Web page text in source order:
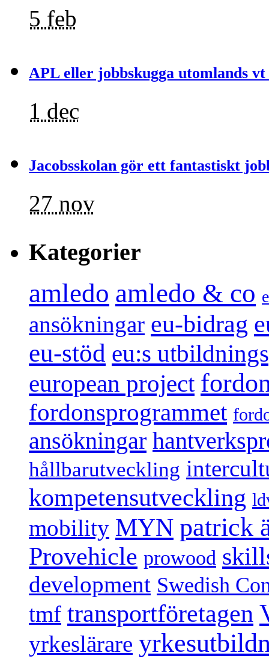
5 feb
APL eller jobbskugga utomlands vt
1 dec
Jacobsskolan gör ett fantastiskt
27 nov
Kategorier
amledo amledo & co
ansökningar eu-bidrag
eu-stöd eu:s
european project
fordonsprogrammet
ansökningar
hållbarutveckling
kompetensutveckling
mobility MYN patrick
Provehicle prowood
development Swedish
tmf transportföretagen
yrkeslärare